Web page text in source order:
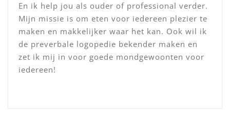
En ik help jou als ouder of professional verder.
Mijn missie is om eten voor iedereen plezier te
maken en makkelijker waar het kan. Ook wil ik
de preverbale logopedie bekender maken en
zet ik mij in voor goede mondgewoonten voor
iedereen!